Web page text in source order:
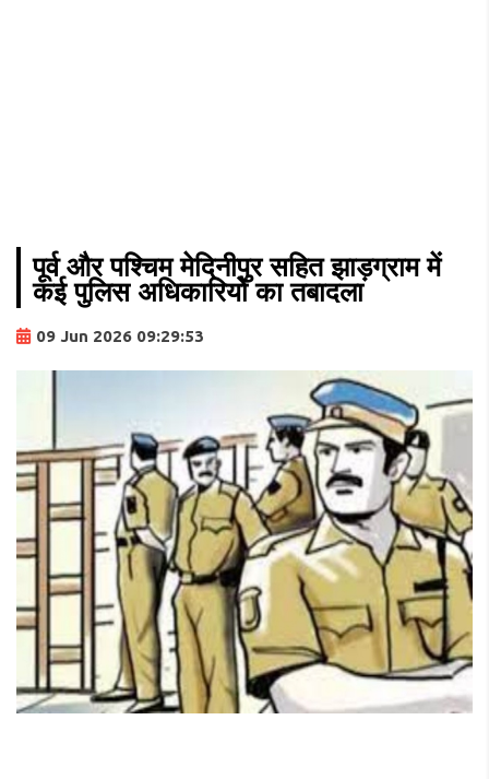
पूर्व और पश्चिम मेदिनीपुर सहित झाड़ग्राम में
कई पुलिस अधिकारियों का तबादला
09 Jun 2026 09:29:53